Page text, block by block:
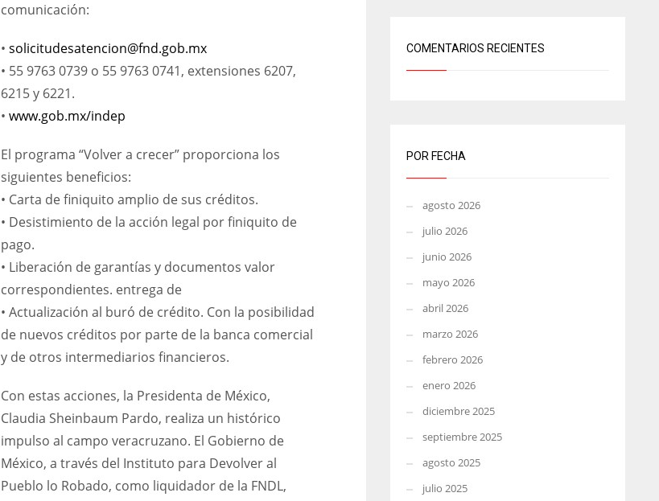
comunicación:
• solicitudesatencion@fnd.gob.mx
• 55 9763 0739 o 55 9763 0741, extensiones 6207,
6215 y 6221.
• www.gob.mx/indep
El programa “Volver a crecer” proporciona los
siguientes beneficios:
• Carta de finiquito amplio de sus créditos.
• Desistimiento de la acción legal por finiquito de
pago.
• Liberación de garantías y documentos valor
correspondientes. entrega de
• Actualización al buró de crédito. Con la posibilidad
de nuevos créditos por parte de la banca comercial
y de otros intermediarios financieros.
Con estas acciones, la Presidenta de México,
Claudia Sheinbaum Pardo, realiza un histórico
impulso al campo veracruzano. El Gobierno de
México, a través del Instituto para Devolver al
Pueblo lo Robado, como liquidador de la FNDL,
COMENTARIOS RECIENTES
POR FECHA
agosto 2026
julio 2026
junio 2026
mayo 2026
abril 2026
marzo 2026
febrero 2026
enero 2026
diciembre 2025
septiembre 2025
agosto 2025
julio 2025